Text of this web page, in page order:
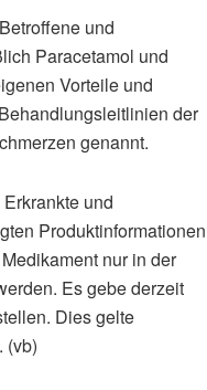
und
Paracetamol und
Vorteile und
der
genannt.
und
Produktinformationen
nur in der
Es gebe derzeit
Dies gelte
(vb)